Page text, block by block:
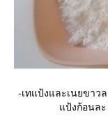
-เทแป้งและเนยขาว
ป้งก้อนละ